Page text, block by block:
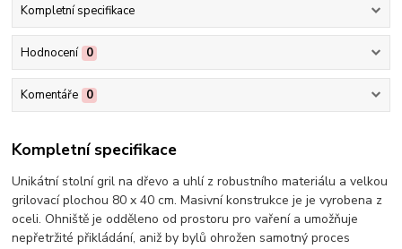
Kompletní specifikace
Hodnocení 0
Komentáře 0
Kompletní specifikace
Unikátní stolní gril na dřevo a uhlí z robustního materiálu a velkou
grilovací plochou 80 x 40 cm. Masivní konstrukce je je vyrobena z
oceli. Ohniště je odděleno od prostoru pro vaření a umožňuje
nepřetržité přikládání, aniž by bylů ohrožen samotný proces